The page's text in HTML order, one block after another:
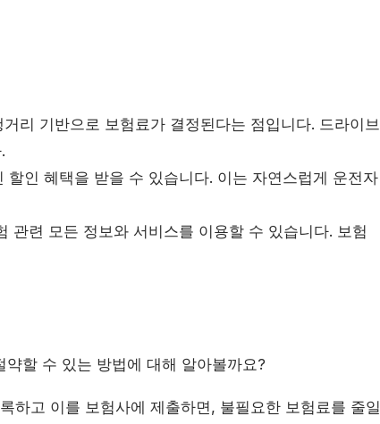
리 기반으로 보험료가 결정된다는 점입니다. 드라이브
할인 혜택을 받을 수 있습니다. 이는 자연스럽게 운전자
관련 모든 정보와 서비스를 이용할 수 있습니다. 보험
할 수 있는 방법에 대해 알아볼까요?
하고 이를 보험사에 제출하면, 불필요한 보험료를 줄일